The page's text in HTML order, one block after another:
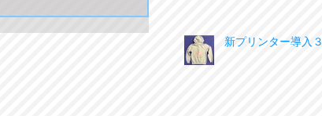
新プリンター導入３